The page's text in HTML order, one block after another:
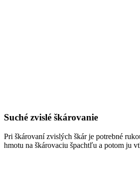
Suché zvislé škárovanie
Pri škárovaní zvislých škár je potrebné
hmotu na škárovaciu špachtľu a potom ju